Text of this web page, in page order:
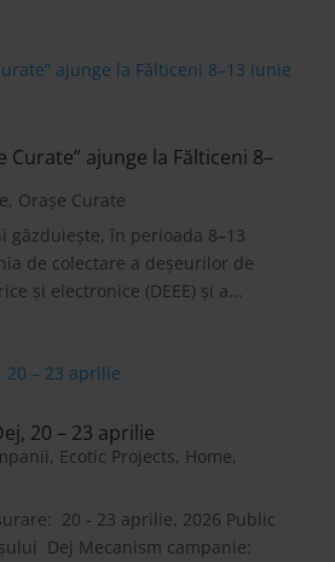
Curate” ajunge la Fălticeni 8–
, Orașe Curate
găzduiește, în perioada 8–13
de colectare a deșeurilor de
și electronice (DEEE) și a...
20 – 23 aprilie
, Ecotic Projects, Home,
20 - 23 aprilie, 2026 Public
Dej Mecanism campanie: